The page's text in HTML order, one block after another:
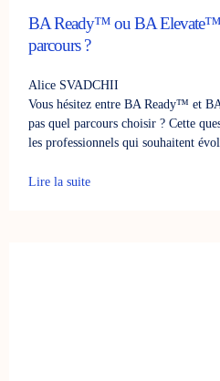
BA Ready™ ou BA Elevate™
parcours ?
Alice SVADCHII
Vous hésitez entre BA Ready™ et
pas quel parcours choisir ? Cette
les professionnels qui souhaitent
Lire la suite